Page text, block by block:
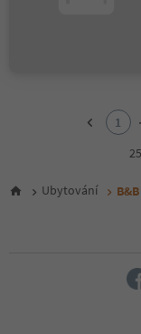
6
1
Ubytování